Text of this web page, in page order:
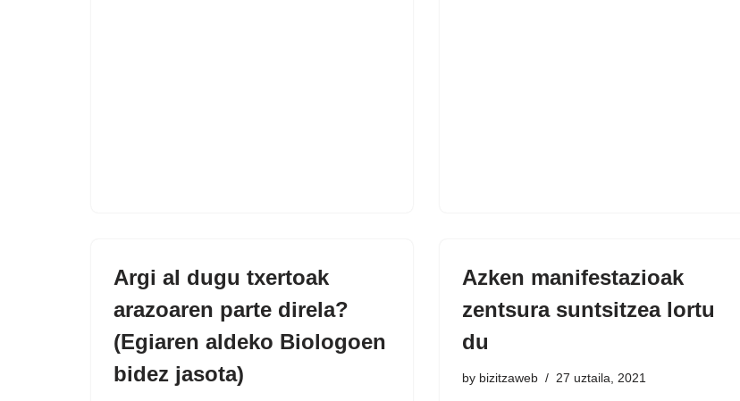
Argi al dugu txertoak
arazoaren parte direla?
(Egiaren aldeko Biologoen
bidez jasota)
Azken manifestazioak
zentsura suntsitzea lortu
du
by bizitzaweb 27 uztaila, 2021